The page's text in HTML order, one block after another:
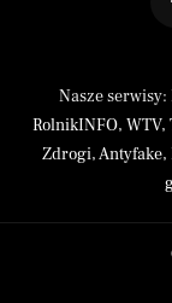
Nasze serwisy:
RolnikINFO, WTV,
Zdrogi,Antyfake,